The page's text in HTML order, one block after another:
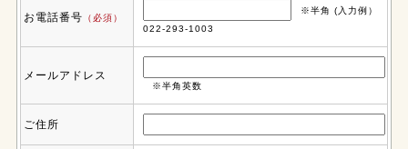
お電話番号 （必須）
※半角 (入力例）
022-293-1003
メールアドレス
※半角英数
ご住所